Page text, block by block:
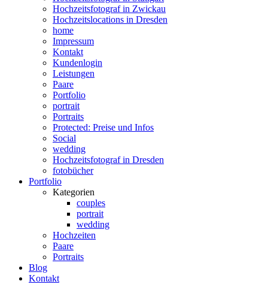
Hochzeitsfotograf in Zwickau
Hochzeitslocations in Dresden
home
Impressum
Kontakt
Kundenlogin
Leistungen
Paare
Portfolio
portrait
Portraits
Protected: Preise und Infos
Social
wedding
Hochzeitsfotograf in Dresden
fotobücher
Portfolio
Kategorien
couples
portrait
wedding
Hochzeiten
Paare
Portraits
Blog
Kontakt